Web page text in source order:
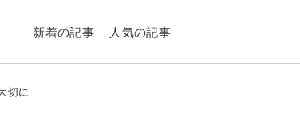
新着の記事 人気の記事
切に